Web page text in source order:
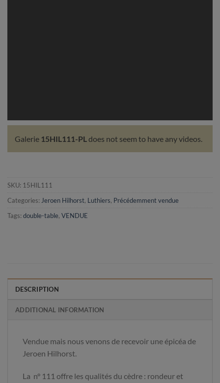
Galerie 15HIL111-PLdoes not seem to have any videos.
SKU: 15HIL111
Categories: Jeroen Hilhorst, Luthiers, Précédemment vendue
Tags: double-table, VENDUE
DESCRIPTION
ADDITIONAL INFORMATION
Vendue mais nous venons de recevoir une épicéa de
Jeroen Hilhorst.
La n° 111 offre les qualités du cèdre : rondeur et